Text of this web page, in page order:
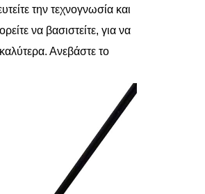
την τεχνογνωσία και
να βασιστείτε, για να
Ανεβάστε το